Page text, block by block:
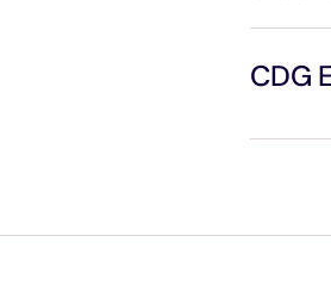
내에 반
CDG